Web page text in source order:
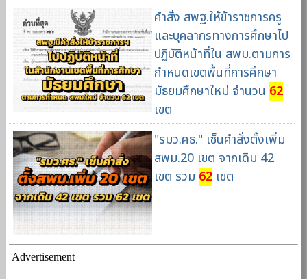
คำสั่ง สพฐ.ให้ข้าราชการครู
และบุคลากรทางการศึกษาไป
ปฏิบัติหน้าที่ใน สพม.ตามการ
กำหนดเขตพื้นที่การศึกษา
มัธยมศึกษาใหม่ จำนวน 62
เขต
"รมว.ศธ." เซ็นคำสั่งตั้งเพิ่ม
สพม.20 เขต จากเดิม 42
เขต รวม 62เขต
Advertisement